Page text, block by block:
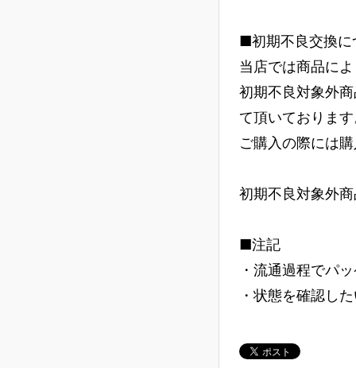
■初期不良交換に
当店では商品に
初期不良対象外
て頂いておりま
ご購入の際には
初期不良対象外
■注記
・流通過程でパ
・状態を確認し